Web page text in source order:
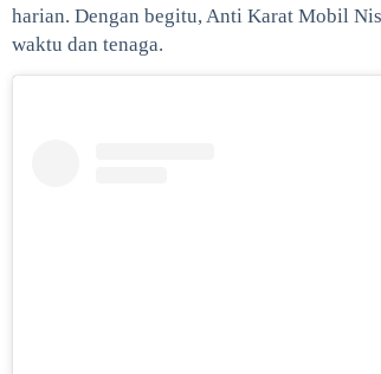
harian. Dengan begitu, Anti Karat Mobil
waktu dan tenaga.